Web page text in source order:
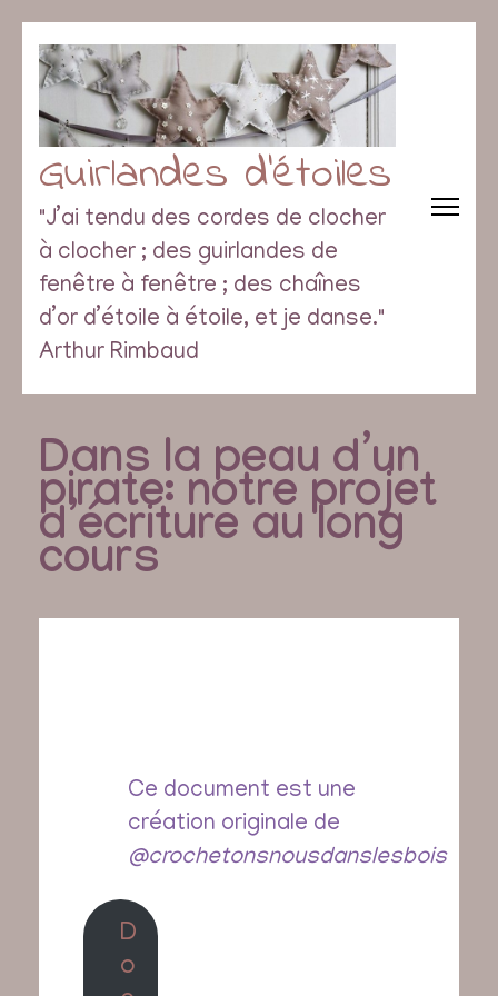
Guirlandes d’étoiles
"J’ai tendu des cordes de clocher
à clocher ; des guirlandes de
fenêtre à fenêtre ; des chaînes
d’or d’étoile à étoile, et je danse."
Arthur Rimbaud
Dans la peau d’un
pirate: notre projet
d’écriture au long
cours
Ce document est une
création originale de
@crochetonsnousdanslesbois
D
o